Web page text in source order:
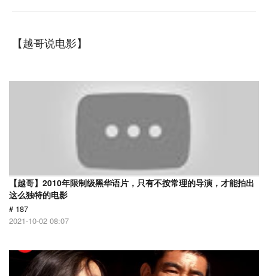
【越哥说电影】
【越哥】2010年限制级黑华语片，只有不按常理的导演，才能拍出
这么独特的电影
# 187
2021-10-02 08:07